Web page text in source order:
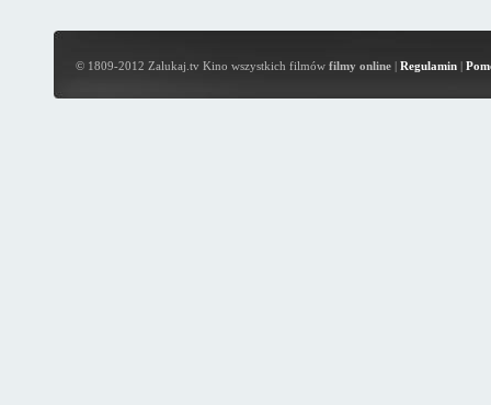
© 1809-2012 Zalukaj.tv Kino wszystkich filmów filmy online| Regulamin|